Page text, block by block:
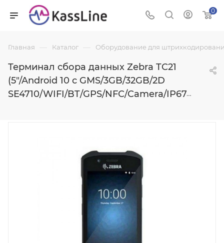
0
Главная — Каталог — Оборудование для
Терминал сбора данных Zebra TC21
(5"/Android 10 с GMS/3GB/32GB/2D
SE4710/WIFI/BT/GPS/NFC/Camera/IP67/3100mAh)